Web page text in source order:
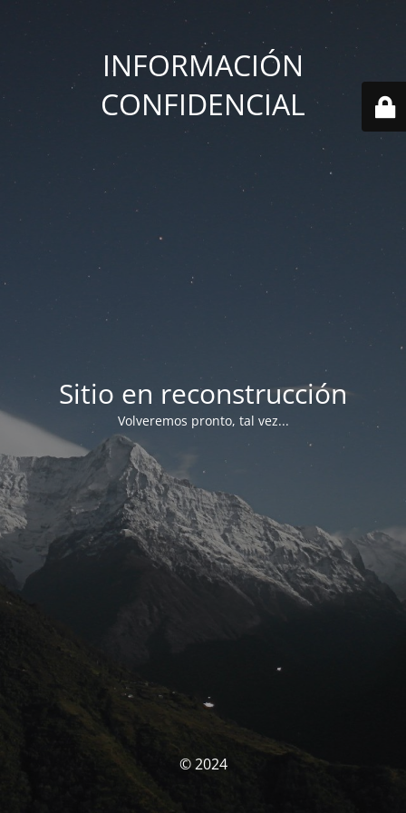
INFORMACIÓN
CONFIDENCIAL
Sitio en reconstrucción
Volveremos pronto, tal vez...
© 2024